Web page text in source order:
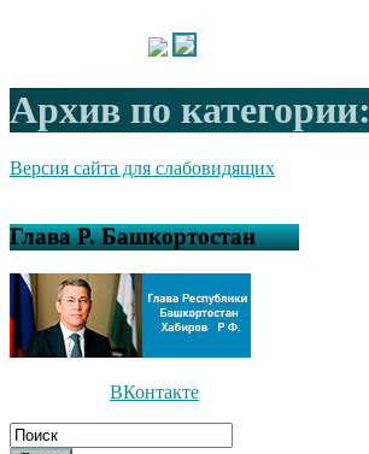
Архив по категории:
Версия сайта для слабовидящих
Глава Р. Башкортостан
ВКонтакте